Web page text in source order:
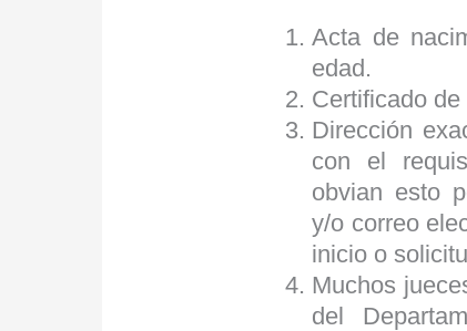
Acta de
edad.
Certificado
Dirección
con el
obvian esto
y/o correo
inicio o
Muchos
del